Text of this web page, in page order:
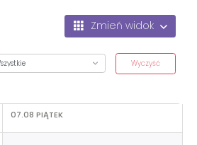
Zmień widok
Wyczyść
07.08 PIĄTEK